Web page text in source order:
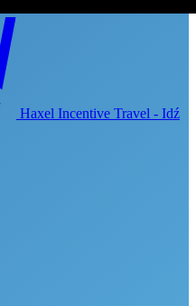
Haxel Incentive Travel - Idź